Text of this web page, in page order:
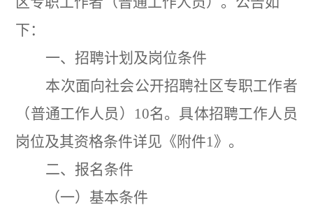
下：
一、招聘计划及岗位条件
本次面向社会公开招聘社区专职工作者
（普通工作人员） 10名。具体招聘工作人员
岗位及其资格条件详见《附件1 》。
二、报名条件
（一）基本条件